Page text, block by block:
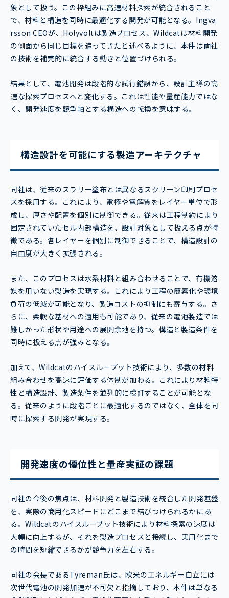
象として扱う。この枠組みに高速材料探索が統合されること
で、材料と構造を同時に最適化する開発が可能となる。Ingva
rsson CEOが、Holyvoltは製造プロセス、Wildcatは材料開発
の側面から同じ目標を追ってきたと述べるように、本件は両社
の技術を補完的に統合する動きと位置づけられる。
結果として、電池開発は段階的な試行錯誤から、設計主導の高
速な探索プロセスへと変化する。これは性能や量産能力ではな
く、開発速度を競争軸とする構造への転換を意味する。
構造設計を可能にする製造アーキテクチャ
同社は、従来のスラリー塗布とは異なるスクリーン印刷プロセ
スを採用する。これにより、電極や電解質をレイヤー単位で形
成し、厚さや配置を個別に制御できる。従来は工程制約により
固定されていたセル内部構造を、設計対象として扱える点が特
徴である。各レイヤーを個別に制御できることで、構造設計の
自由度が大きく拡張される。
また、このプロセスは水系材料と組み合わせることで、有機溶
媒を用いない製造を実現する。これにより工程の簡素化や環境
負荷の低減が可能となり、製造コストの抑制にも寄与する。さ
らに、柔軟な基材への適用も可能であり、従来の電池製造では
難しかった形状や用途への展開余地を持つ。構造と製造条件を
同時に扱える点が強みとなる。
加えて、Wildcatのハイスループット技術により、多数の材料
組み合わせを高速に評価する体制が加わる。これにより材料特
性と構造設計、製造条件を並列的に検証することが可能とな
る。従来のように段階ごとに最適化するのではなく、全体を同
時に探索する開発が実現する。
開発速度の優位性と量産実証の課題
同社の今後の焦点は、材料開発と製造技術を統合した開発基盤
を、実際の商用化スピードにどこまで結びつけられるかにあ
る。Wildcatのハイスループット技術により材料探索の速度は
大幅に向上するが、それを製造プロセスと接続し、実用化まで
の時間を短縮できるかが競争力を左右する。
同社の会長であるTyreman氏は、欧米のエネルギー自立には
次世代電池の開発加速が不可欠と指摘しており、本件は単なる